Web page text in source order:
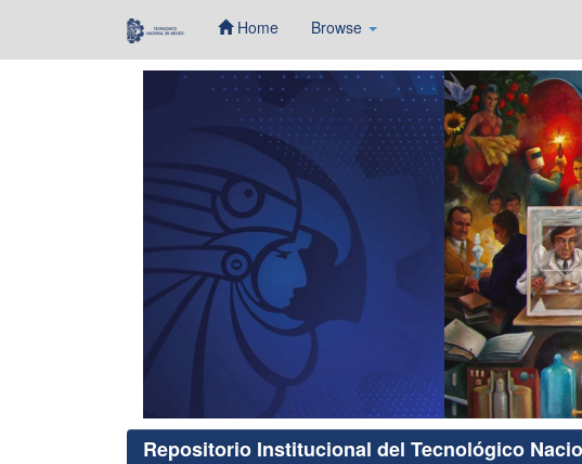
Home Browse
Repositorio Institucional del Tecnológico